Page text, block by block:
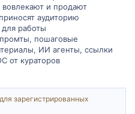
и продают
аудиторию
для работы
пошаговые
ИИ агенты, ссылки
от кураторов
зарегистрированных